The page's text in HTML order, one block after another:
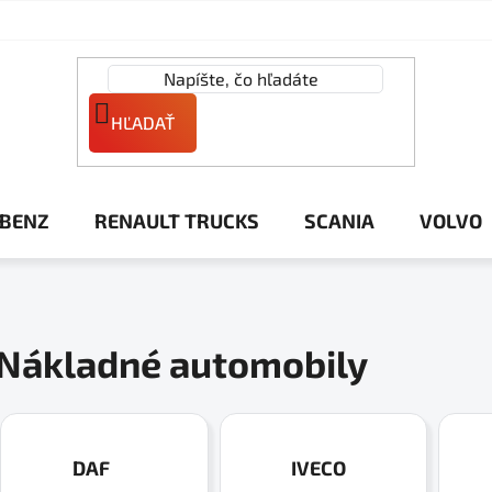
HĽADAŤ
RENAULT TRUCKS SCANIA VOLVO
automobily
DAF IVECO